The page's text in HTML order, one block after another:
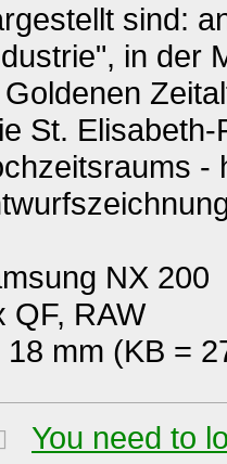
sind:
in der
Goldenen
St.
-
NX 200
QF, RAW
18 mm (KB =
You need to